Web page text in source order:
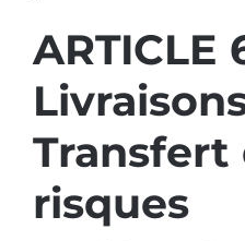
ARTICLE
Transfert
risques